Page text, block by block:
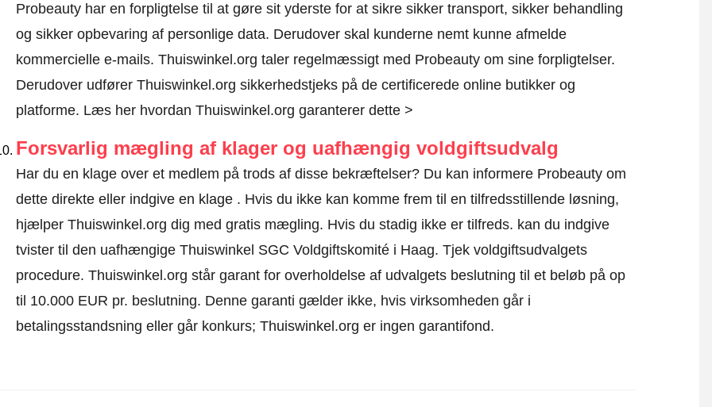
Probeauty har en forpligtelse til at gøre sit yderste for at sikre sikker transport, sikker behandling
og sikker opbevaring af personlige data. Derudover skal kunderne nemt kunne afmelde
kommercielle e-mails. Thuiswinkel.org taler regelmæssigt med Probeauty om sine forpligtelser.
Derudover udfører Thuiswinkel.org sikkerhedstjeks på de certificerede online butikker og
platforme. Læs her hvordan Thuiswinkel.org garanterer dette >
Forsvarlig mægling af klager og uafhængig voldgiftsudvalg
Har du en klage over et medlem på trods af disse bekræftelser? Du kan informere Probeauty om
dette direkte ellerindgive en klage. Hvis du ikke kan komme frem til en tilfredsstillende løsning,
hjælper Thuiswinkel.org dig med gratis mægling. Hvis du stadig ikke er tilfreds. kan du indgive
tvister til den uafhængige Thuiswinkel SGC Voldgiftskomité i Haag. Tjek voldgiftsudvalgets
procedure. Thuiswinkel.org står garant for overholdelse af udvalgets beslutning til et beløb på op
til 10.000 EUR pr. beslutning. Denne garanti gælder ikke, hvis virksomheden går i
betalingsstandsning eller går konkurs; Thuiswinkel.org er ingen garantifond.